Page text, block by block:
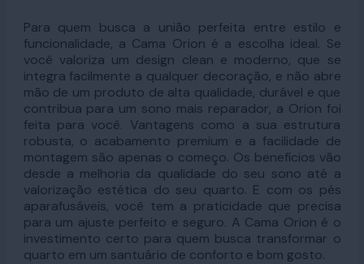
Para quem busca a união perfeita entre estilo e
funcionalidade, a Cama Orion é a escolha ideal. Se
você valoriza um design clean e moderno, que se
integra facilmente a qualquer decoração, e não abre
mão de um produto de alta qualidade, durável e que
contribua para um sono mais reparador, a Orion foi
feita para você. Vantagens como a sua estrutura
robusta, o acabamento premium e a facilidade de
montagem são apenas o começo. Os benefícios vão
desde a melhoria da qualidade do seu sono até a
valorização estética do seu quarto. E com os pés
aparafusáveis, você tem a praticidade que precisa
para um ajuste perfeito e seguro. A Cama Orion é o
investimento certo para quem busca transformar o
quarto em um santuário de conforto e bom gosto.